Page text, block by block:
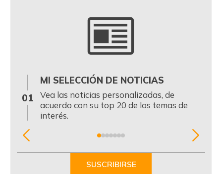
01
MI SELECCIÓN DE NOTICIAS
Vea las noticias personalizadas, de
acuerdo con su top 20 de los temas de
interés.
Item
SUSCRIBIRSE